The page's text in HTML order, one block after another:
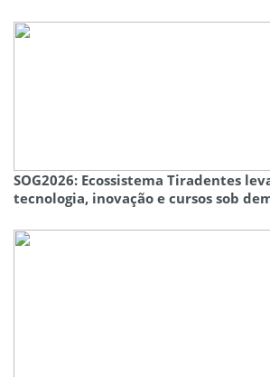
SOG2026: Ecossistema Tiradentes
tecnologia, inovação e cursos sob